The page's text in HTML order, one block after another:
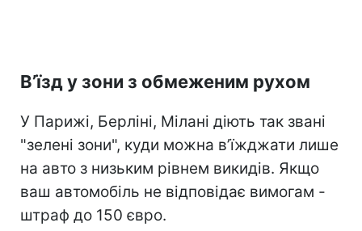
В’їзд у зони з обмеженим рухом
У Парижі, Берліні, Мілані діють так звані
"зелені зони", куди можна в’їжджати лише
на авто з низьким рівнем викидів. Якщо
ваш автомобіль не відповідає вимогам -
штраф до 150 євро.